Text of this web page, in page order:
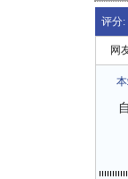
评分:
网